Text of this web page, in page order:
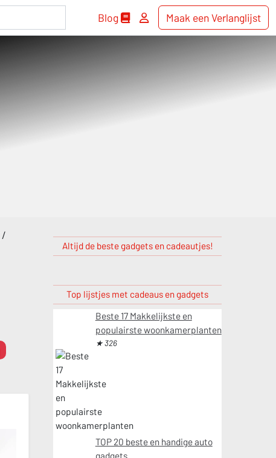
Blog Maak een Verlanglijst
/
Altijd de beste gadgets en cadeautjes!
Top lijstjes met cadeaus en gadgets
Beste 17 Makkelijkste en
populairste woonkamerplanten
★ 326
TOP 20 beste en handige auto
gadgets